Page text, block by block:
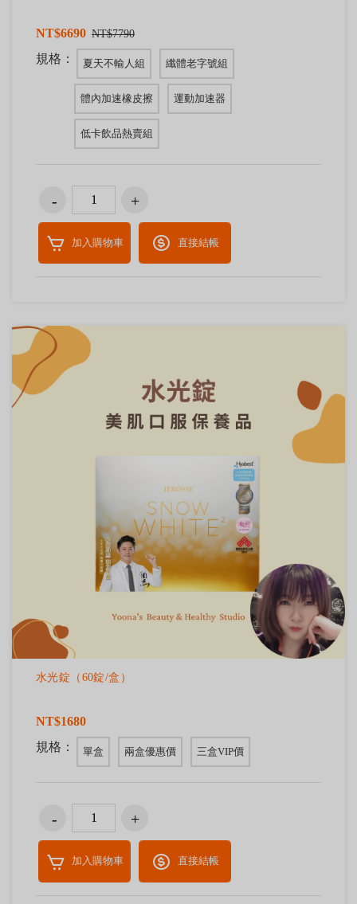
NT$6690 NT$7790
規格： 夏天不輸人組 纖體老字號組
體內加速橡皮擦 運動加速器
低卡飲品熱賣組
加入購物車 直接結帳
水光錠（60錠/盒）
NT$1680
規格：
單盒 兩盒優惠價 三盒VIP價
加入購物車 直接結帳